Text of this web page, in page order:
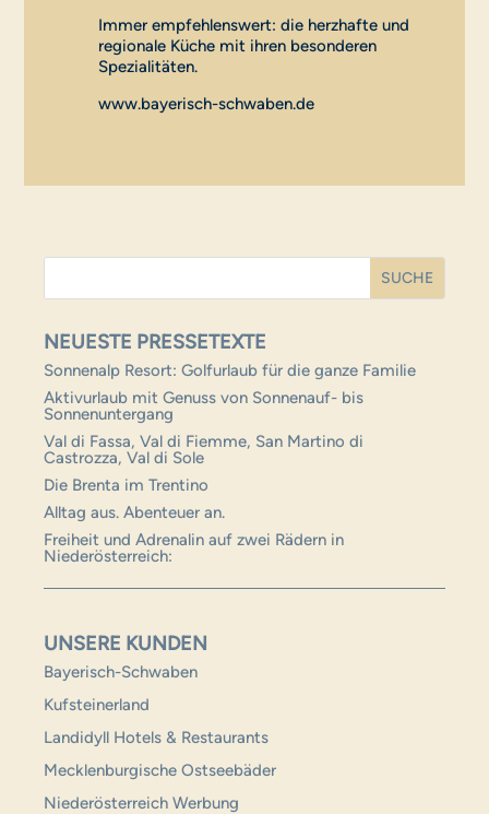
Immer empfehlenswert: die herzhafte und
regionale Küche mit ihren besonderen
Spezialitäten.
www.bayerisch-schwaben.de
NEUESTE PRESSETEXTE
Sonnenalp Resort: Golfurlaub für die ganze Familie
Aktivurlaub mit Genuss von Sonnenauf- bis
Sonnenuntergang
Val di Fassa, Val di Fiemme, San Martino di
Castrozza, Val di Sole
Die Brenta im Trentino
Alltag aus. Abenteuer an.
Freiheit und Adrenalin auf zwei Rädern in
Niederösterreich:
UNSERE KUNDEN
Bayerisch-Schwaben
Kufsteinerland
Landidyll Hotels & Restaurants
Mecklenburgische Ostseebäder
Niederösterreich Werbung